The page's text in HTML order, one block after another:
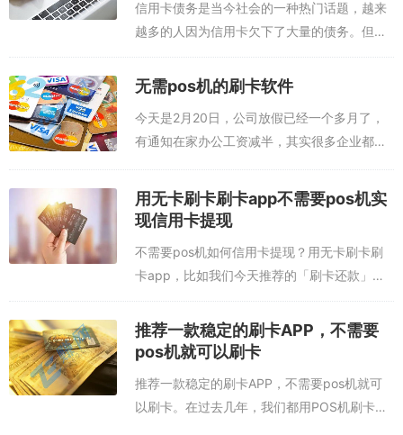
「刷卡还款」还款app图文教程：
信用卡债务是当今社会的一种热门话题，越来
越多的人因为信用卡欠下了大量的债务。但
是，使用正确的方式，即使只有一千元，也可
以还清一万元的信用卡债务。怎样用一千元还
账...
无需pos机的刷卡软件
今天是2月20日，公司放假已经一个多月了，
有通知在家办公工资减半，其实很多企业都是
临倒闭的风险，在家办公还有工资拿已经算是
不错了。这种背景下现在小学、中学、大学...
用无卡刷卡刷卡app不需要pos机实
现信用卡提现
不需要pos机如何信用卡提现？用无卡刷卡刷
卡app，比如我们今天推荐的「刷卡还款」
APP。说信用卡提现，其实并不是直接把钱取
出来，而是把钱刷出来，等于是消费，只是用
APP刷卡之后钱到储蓄卡里面了。这样...
推荐一款稳定的刷卡APP，不需要
pos机就可以刷卡
推荐一款稳定的刷卡APP，不需要pos机就可
以刷卡。在过去几年，我们都用POS机刷卡，